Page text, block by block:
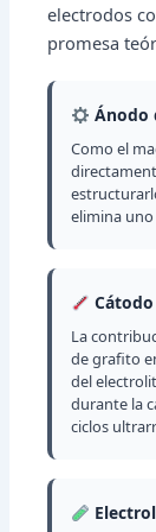
electrodos
promesa
Ánodo
Como el
elimina
La
de grafito
del
durante la
ciclos